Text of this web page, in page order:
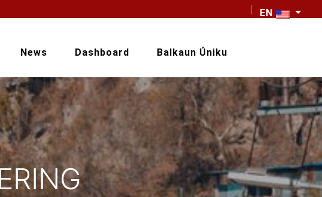
EN
News Dashboard Balkaun Úniku